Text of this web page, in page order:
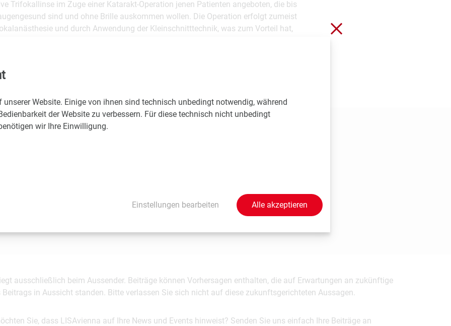
Trifokallinse im Zuge einer Katarakt-Operation jenen Patienten angeboten, die bis
sind und ohne Brille auskommen wollen. Die Operation erfolgt zumeist
und durch Anwendung der Kleinschnitttechnik, was zum Vorteil hat,
komplikationsfrei. Alle Patienten sind wohlauf und sehr zufrieden mit dem
ausschließlich beim Aussender. Beiträge können Vorhersagen enthalten, die auf Erwartungen an zukünftige
in Aussicht standen. Bitte verlassen Sie sich nicht auf diese zukunftsgerichteten Aussagen.
Sie, dass LISAvienna auf Ihre News und Events hinweist? Senden Sie uns einfach Ihre Beiträge an
Schließen ohne zu
unserer Website. Einige von ihnen sind technisch unbedingt notwendig, während
der Website zu verbessern. Für diese technisch nicht unbedingt
wir Ihre Einwilligung.
Einstellungen bearbeiten Alle akzeptieren